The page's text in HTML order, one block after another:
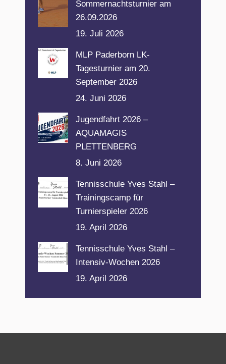
Sommernachtsturnier am
26.09.2026
19. Juli 2026
MLP Paderborn LK-
Tagesturnier am 20.
September 2026
24. Juni 2026
Jugendfahrt 2026 –
AQUAMAGIS
PLETTENBERG
8. Juni 2026
Tennisschule Yves Stahl –
Trainingscamp für
Turnierspieler 2026
19. April 2026
Tennisschule Yves Stahl –
Intensiv-Wochen 2026
19. April 2026